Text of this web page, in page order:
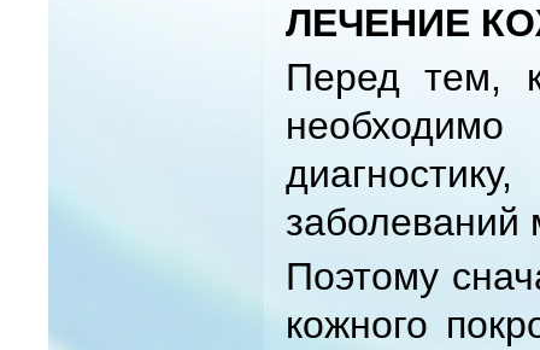
ЛЕЧЕНИЕ
Перед тем,
заболеваний
Поэтому
кожного